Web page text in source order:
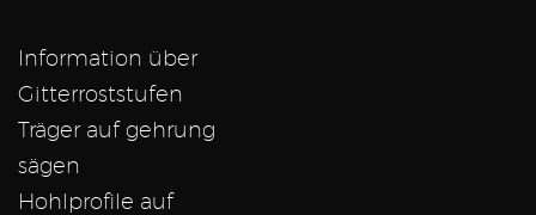
Information über
Gitterroststufen
Träger auf gehrung
sägen
Hohlprofile auf